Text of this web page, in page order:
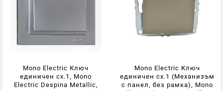
Mono Electric Ключ
единичен сх.1, Mono
Electric Despina Metallic,
Mono Electric Ключ
единичен сх.1 (Механизъм
с панел, без рамка), Mono